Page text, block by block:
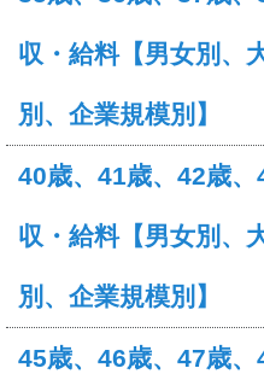
収・給料【男女別、
別、企業規模別】
40歳、41歳、42歳
収・給料【男女別、
別、企業規模別】
45歳、46歳、47歳